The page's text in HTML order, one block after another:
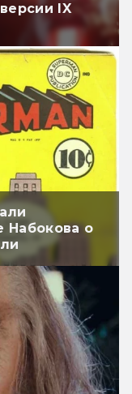
IX
Набокова о